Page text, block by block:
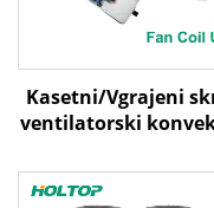
Kasetni/Vgrajeni
ventilatorski